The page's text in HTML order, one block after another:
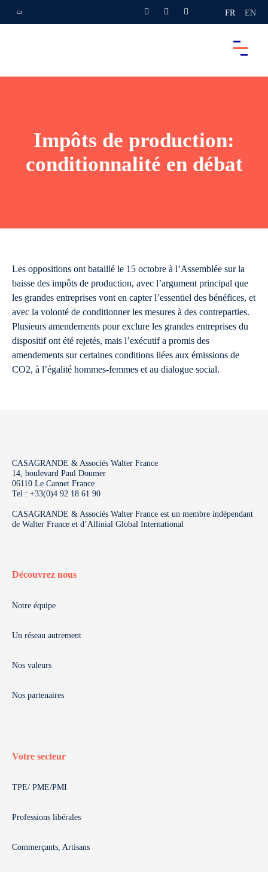
FR EN
Impôts de production:
conditionnalité en débat
Les oppositions ont bataillé le 15 octobre à l’Assemblée sur la
baisse des impôts de production, avec l’argument principal que
les grandes entreprises vont en capter l’essentiel des bénéfices, et
avec la volonté de conditionner les mesures à des contreparties.
Plusieurs amendements pour exclure les grandes entreprises du
dispositif ont été rejetés, mais l’exécutif a promis des
amendements sur certaines conditions liées aux émissions de
CO2, à l’égalité hommes-femmes et au dialogue social.
CASAGRANDE & Associés Walter France
14, boulevard Paul Doumer
06110 Le Cannet France
Tel : +33(0)4 92 18 61 90
CASAGRANDE & Associés Walter France est un membre indépendant
de Walter France et d’Allinial Global International
Découvrez nous
Notre équipe
Un réseau autrement
Nos valeurs
Nos partenaires
Votre secteur
TPE/ PME/PMI
Professions libérales
Commerçants, Artisans